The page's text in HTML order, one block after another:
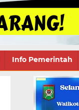
Info Pemerintah